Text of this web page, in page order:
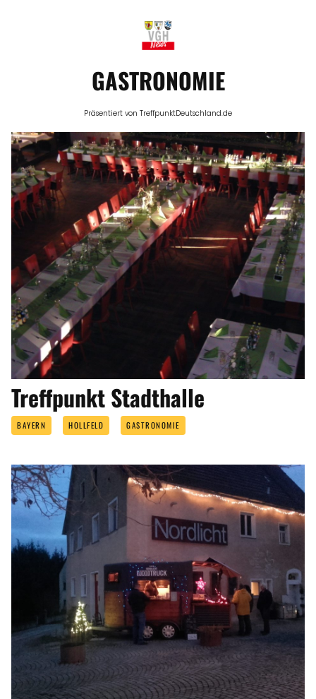
GASTRONOMIE
Präsentiert von TreffpunktDeutschland.de
Treffpunkt Stadthalle
BAYERN HOLLFELD GASTRONOMIE